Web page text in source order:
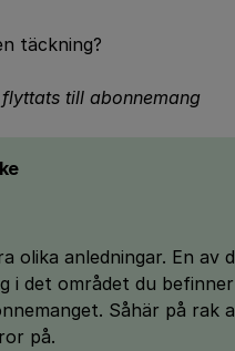
täckning?
till abonnemang
olika anledningar. En av
i det området du
Såhär på rak
på.